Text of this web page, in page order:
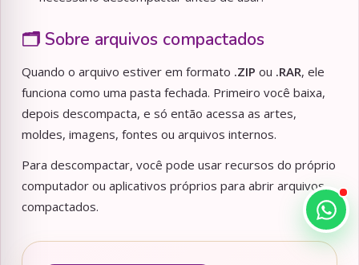
🗂️ Sobre arquivos compactados
Quando o arquivo estiver em formato .ZIP ou .RAR, ele
funciona como uma pasta fechada. Primeiro você baixa,
depois descompacta, e só então acessa as artes,
moldes, imagens, fontes ou arquivos internos.
Para descompactar, você pode usar recursos do próprio
computador ou aplicativos próprios para abrir arquivos
compactados.